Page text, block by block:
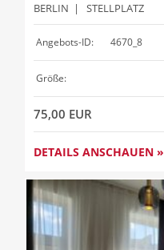
BERLIN | STELLPLATZ
Angebots-ID: 4670_8
Größe:
75,00 EUR
DETAILS ANSCHAUEN »